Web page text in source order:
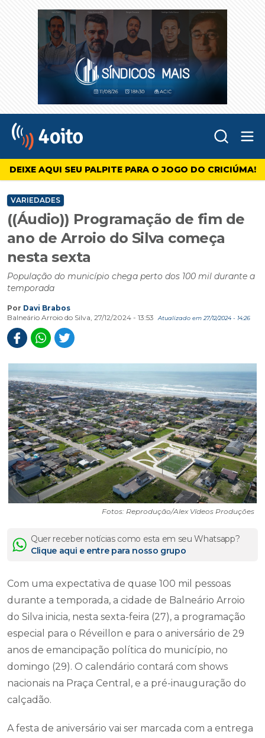
4oito
DEIXE AQUI SEU PALPITE PARA O JOGO DO CRICIÚMA!
VARIEDADES
((Áudio)) Programação de fim de
ano de Arroio do Silva começa
nesta sexta
População do município chega perto dos 100 mil durante a
temporada
Por Davi Brabos
Balneário Arroio do Silva, 27/12/2024 - 13:53
Atualizado em 27/12/2024 - 14:26
Fotos: Reprodução/Alex Vídeos Produções
Quer receber notícias como esta em seu Whatsapp?
Clique aqui e entre para nosso grupo
Com uma expectativa de quase 100 mil pessoas
durante a temporada, a cidade de Balneário Arroio
do Silva inicia, nesta sexta-feira (27), a programação
especial para o Réveillon e para o aniversário de 29
anos de emancipação política do município, no
domingo (29). O calendário contará com shows
nacionais na Praça Central, e a pré-inauguração do
calçadão.
A festa de aniversário vai ser marcada com a entrega